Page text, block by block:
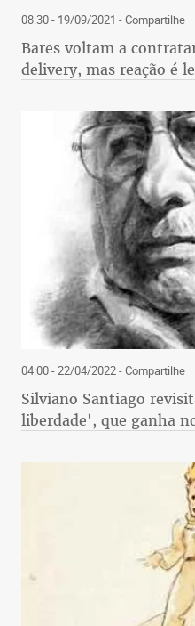
08:30 - 19/09/2021 - Compartilhe
Bares voltam a
delivery, mas reação é
04:00 - 22/04/2022- Compartilhe
Silviano Santiago
liberdade', que ganha